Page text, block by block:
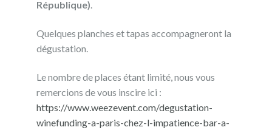
République).
Quelques planches et tapas accompagneront la
dégustation.
Le nombre de places étant limité, nous vous
remercions de vous inscire ici :
https://www.weezevent.com/degustation-
winefunding-a-paris-chez-l-impatience-bar-a-